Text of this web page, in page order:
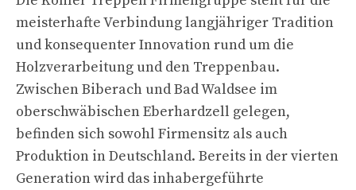
meisterhafte Verbindung langjähriger Tradition
und konsequenter Innovation rund um die
Holzverarbeitung und den Treppenbau.
Zwischen Biberach und Bad Waldsee im
oberschwäbischen Eberhardzell gelegen,
befinden sich sowohl Firmensitz als auch
Produktion in Deutschland. Bereits in der vierten
Generation wird das inhabergeführte